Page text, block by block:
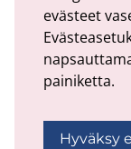
evästeet
painiketta.
Hyväksy